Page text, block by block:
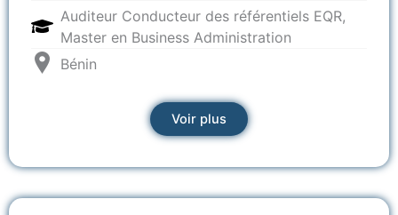
Auditeur Conducteur des référentiels EQR,
Master en Business Administration
Bénin
Voir plus